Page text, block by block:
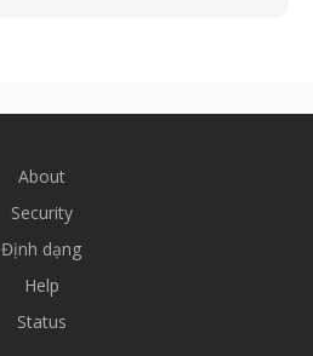
About
Security
Định dạng
Help
Status